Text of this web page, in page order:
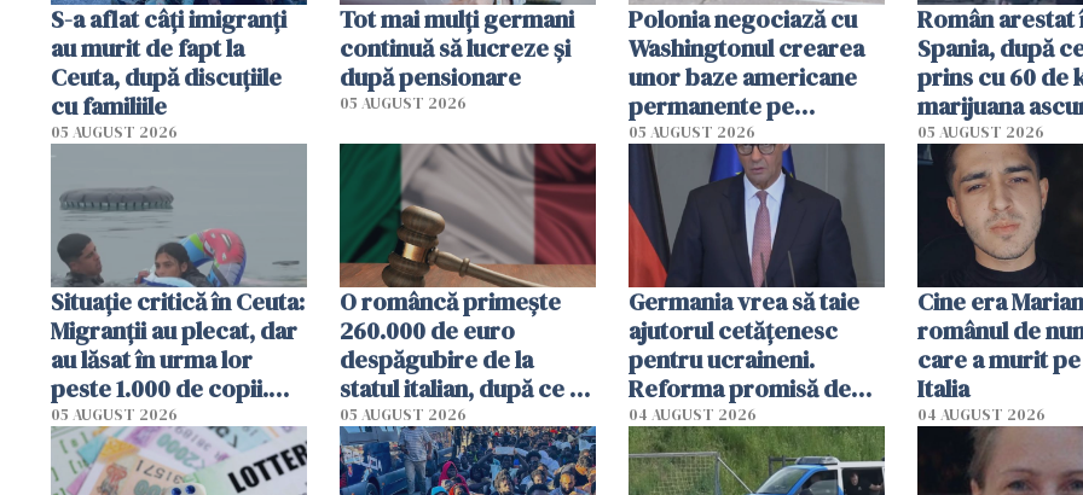
S-a aflat câți imigranți
au murit de fapt la
Ceuta, după discuțiile
cu familiile
05 AUGUST 2026
Tot mai mulți germani
continuă să lucreze și
după pensionare
05 AUGUST 2026
Polonia negociază cu
Washingtonul crearea
unor baze americane
permanente pe
teritoriul său
05 AUGUST 2026
Român arestat
Spania, după
prins cu 60 de
marijuana
printre
uzate
05 AUGUST 2026
Situație critică în Ceuta:
Migranții au plecat, dar
au lăsat în urma lor
peste 1.000 de copii.
Centrele de protecție
sunt sufocate
05 AUGUST 2026
O româncă primește
260.000 de euro
despăgubire de la
statul italian, după ce a
stat 3 ani în închisoare
pe nedrept
05 AUGUST 2026
Germania vrea să taie
ajutorul cetățenesc
pentru ucraineni.
Reforma promisă de
guvernul Merz s-a
blocat, iar SPD o critică
dur
04 AUGUST 2026
Cine era
românul de
care a murit
Italia
04 AUGUST 2026